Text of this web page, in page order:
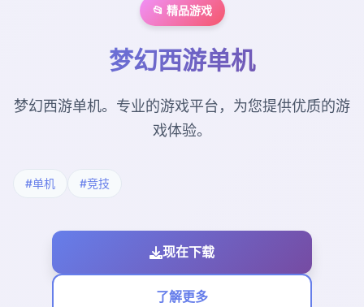
📂 精品游戏
梦幻西游单机
梦幻西游单机。专业的游戏平台，为您提供优质的游
戏体验。
#单机 #竞技
现在下载
了解更多